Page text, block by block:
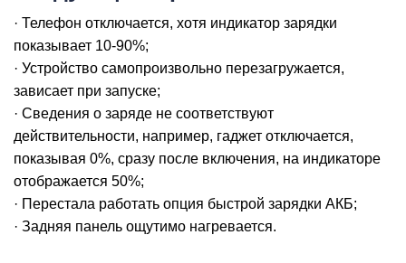
· Телефон отключается, хотя индикатор зарядки
показывает 10-90%;
· Устройство самопроизвольно перезагружается,
зависает при запуске;
· Сведения о заряде не соответствуют
действительности, например, гаджет отключается,
показывая 0%, сразу после включения, на индикаторе
отображается 50%;
· Перестала работать опция быстрой зарядки АКБ;
· Задняя панель ощутимо нагревается.